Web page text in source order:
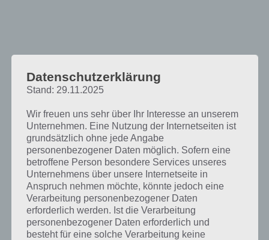
Datenschutzerklärung
Stand: 29.11.2025
Wir freuen uns sehr über Ihr Interesse an unserem
Unternehmen. Eine Nutzung der Internetseiten ist
grundsätzlich ohne jede Angabe
personenbezogener Daten möglich. Sofern eine
betroffene Person besondere Services unseres
Unternehmens über unsere Internetseite in
Anspruch nehmen möchte, könnte jedoch eine
Verarbeitung personenbezogener Daten
erforderlich werden. Ist die Verarbeitung
personenbezogener Daten erforderlich und
besteht für eine solche Verarbeitung keine